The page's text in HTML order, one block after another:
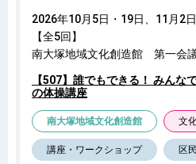
2026年10月5日・19日、11月2
【全5回】
南大塚地域文化創造館 第一会
【507】誰でもできる！ みんな
の体操講座
南大塚地域文化創造館 文
講座・ワークショップ 区